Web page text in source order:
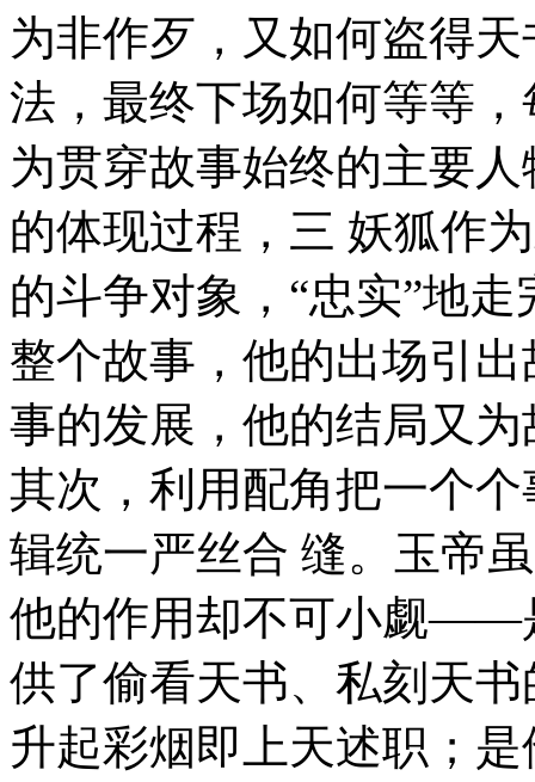
为非作歹，又如何盗得
法，最终下场如何等等
为贯穿故事始终的主要
的体现过程，三 妖狐作
的斗争对象，“忠实”地
整个故事，他的出场引
事的发展，他的结局又
其次，利用配角把一个
辑统一严丝合 缝。玉帝
他的作用却不可小觑——
供了偷看天书、私刻天
升起彩烟即上天述职；